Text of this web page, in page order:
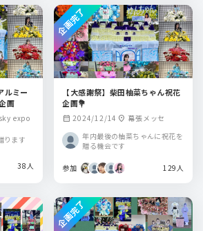
ルミー
画
expo
ります
38人
【大感謝祭】柴田柚菜ちゃん祝花
企画💐
calendar_month 2024/12/14 location_on 幕張メッセ
年内最後の柚菜ちゃんに祝花を
贈る機会です
参加 129人
企画完了
企画完了